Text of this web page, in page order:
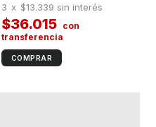
$36.015
3 x $13.339 sin interés